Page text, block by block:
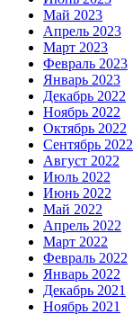
Май 2023
Апрель 2023
Март 2023
Февраль 2023
Январь 2023
Декабрь 2022
Ноябрь 2022
Октябрь 2022
Сентябрь 2022
Август 2022
Июль 2022
Июнь 2022
Май 2022
Апрель 2022
Март 2022
Февраль 2022
Январь 2022
Декабрь 2021
Ноябрь 2021